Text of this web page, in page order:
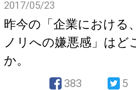
2017/05/23
昨今の「企業における
ノリへの嫌悪感」はど
か。
383 5